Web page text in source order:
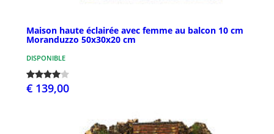
Maison haute éclairée avec femme au balcon 10 cm
Moranduzzo 50x30x20 cm
DISPONIBLE
€ 139,00